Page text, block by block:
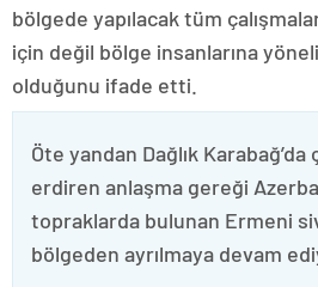
bölgede yapılacak tüm
için değil bölge insanlarına
olduğunu ifade etti.
Öte yandan Dağlık Karabağ’da
erdiren anlaşma gereği
topraklarda bulunan Ermeni
bölgeden ayrılmaya devam